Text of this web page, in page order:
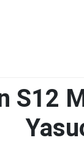
S12